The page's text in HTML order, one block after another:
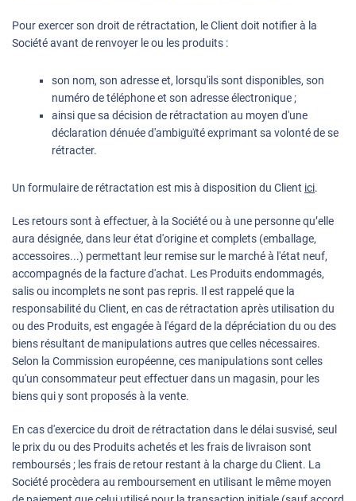
Pour exercer son droit de rétractation, le Client doit notifier à la
Société avant de renvoyer le ou les produits :
son nom, son adresse et, lorsqu'ils sont disponibles, son
numéro de téléphone et son adresse électronique ;
ainsi que sa décision de rétractation au moyen d'une
déclaration dénuée d'ambiguïté exprimant sa volonté de se
rétracter.
Un formulaire de rétractation est mis à disposition du Client ici.
Les retours sont à effectuer, à la Société ou à une personne qu’elle
aura désignée, dans leur état d'origine et complets (emballage,
accessoires...) permettant leur remise sur le marché à l'état neuf,
accompagnés de la facture d'achat. Les Produits endommagés,
salis ou incomplets ne sont pas repris. Il est rappelé que la
responsabilité du Client, en cas de rétractation après utilisation du
ou des Produits, est engagée à l'égard de la dépréciation du ou des
biens résultant de manipulations autres que celles nécessaires.
Selon la Commission européenne, ces manipulations sont celles
qu'un consommateur peut effectuer dans un magasin, pour les
biens qui y sont proposés à la vente.
En cas d'exercice du droit de rétractation dans le délai susvisé, seul
le prix du ou des Produits achetés et les frais de livraison sont
remboursés ; les frais de retour restant à la charge du Client. La
Société procèdera au remboursement en utilisant le même moyen